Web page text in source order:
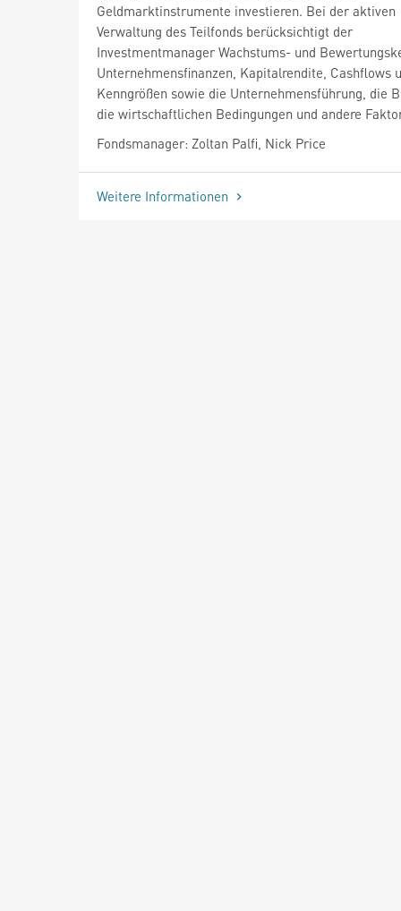
Geldmarktinstrumente investieren. Bei der aktiven
Verwaltung des Teilfonds berücksichtigt der
Investmentmanager Wachstums- und
Unternehmensfinanzen, Kapitalrendite, Cashflows
Kenngrößen sowie die Unternehmensführung, die
die wirtschaftlichen Bedingungen und andere
Fondsmanager: Zoltan Palfi, Nick Price
Weitere Informationen